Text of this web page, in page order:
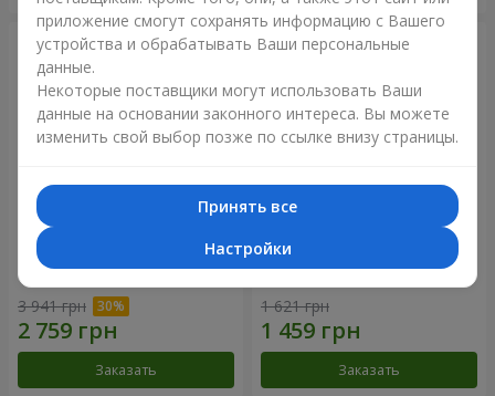
Букет "Крещатик"
3 941 грн
Заказать
Букет "Мы и лето"
1 621 грн
Заказать
приложение смогут сохранять информацию с Вашего
устройства и обрабатывать Ваши персональные
данные.
Некоторые поставщики могут использовать Ваши
данные на основании законного интереса. Вы можете
изменить свой выбор позже по ссылке внизу страницы.
Принять все
Настройки